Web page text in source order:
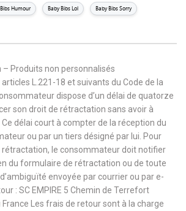
Humour Baby Bibs Lol Baby Bibs Sorry
Produits non personnalisés
L.221-18 et suivants du Code de la
dispose d’un délai de quatorze
son droit de rétractation sans avoir à
délai court à compter de la réception du
ou par un tiers désigné par lui. Pour
rétractation, le consommateur doit notifier
du formulaire de rétractation ou de toute
envoyée par courrier ou par e-
: SC EMPIRE 5 Chemin de Terrefort
Les frais de retour sont à la charge